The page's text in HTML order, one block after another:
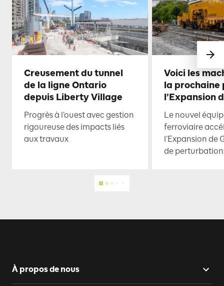
Creusement du tunnel
de la ligne Ontario
depuis Liberty Village
Progrès à l’ouest avec gestion
rigoureuse des impacts liés
aux travaux
Voici les
la prochaine
l’Expansion
Le nouvel
ferroviaire
l’Expansion de
de
À propos de nous